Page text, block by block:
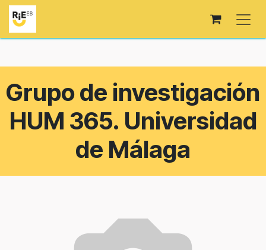
Skip to Content
Grupo de investigación
HUM 365. Universidad
de Málaga